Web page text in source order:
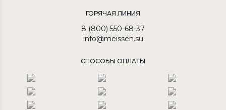
ГОРЯЧАЯ ЛИНИЯ
8 (800) 550-68-37
info@meissen.su
СПОСОБЫ ОПЛАТЫ